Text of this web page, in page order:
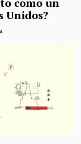
Unidos?